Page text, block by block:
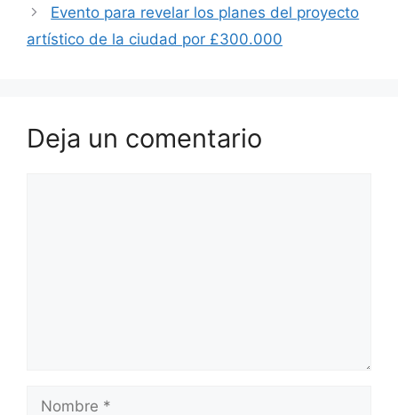
Evento para revelar los planes del proyecto
artístico de la ciudad por £300.000
Deja un comentario